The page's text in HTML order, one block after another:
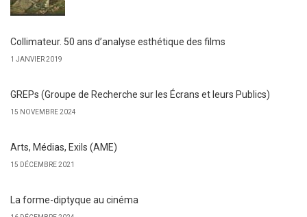
Collimateur. 50 ans d’analyse esthétique des films
1 JANVIER 2019
GREPs (Groupe de Recherche sur les Écrans et leurs Publics)
15 NOVEMBRE 2024
Arts, Médias, Exils (AME)
15 DÉCEMBRE 2021
La forme-diptyque au cinéma